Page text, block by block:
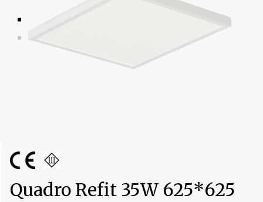
Quadro Refit 35W 625*625